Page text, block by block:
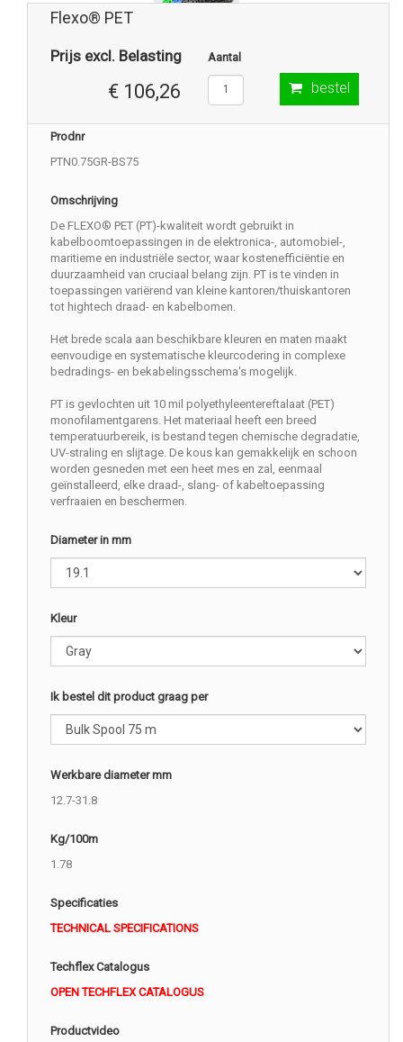
Flexo® PET
Prijs excl. Belasting
€ 106,26
Aantal
bestel
Prodnr
PTN0.75GR-BS75
Omschrijving
De FLEXO® PET (PT)-kwaliteit wordt gebruikt in
kabelboomtoepassingen in de elektronica-, automobiel-,
maritieme en industriële sector, waar kostenefficiëntie en
duurzaamheid van cruciaal belang zijn. PT is te vinden in
toepassingen variërend van kleine kantoren/thuiskantoren
tot hightech draad- en kabelbomen.
Het brede scala aan beschikbare kleuren en maten maakt
eenvoudige en systematische kleurcodering in complexe
bedradings- en bekabelingsschema's mogelijk.
PT is gevlochten uit 10 mil polyethyleentereftalaat (PET)
monofilamentgarens. Het materiaal heeft een breed
temperatuurbereik, is bestand tegen chemische degradatie,
UV-straling en slijtage. De kous kan gemakkelijk en schoon
worden gesneden met een heet mes en zal, eenmaal
geïnstalleerd, elke draad-, slang- of kabeltoepassing
verfraaien en beschermen.
Diameter in mm
Kleur
Ik bestel dit product graag per
Werkbare diameter mm
12.7-31.8
Kg/100m
1.78
Specificaties
TECHNICAL SPECIFICATIONS
Techflex Catalogus
OPEN TECHFLEX CATALOGUS
Productvideo